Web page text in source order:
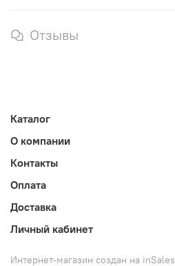
Отзывы
Каталог
О компании
Контакты
Оплата
Доставка
Личный кабинет
Интернет-магазин создан на inSales